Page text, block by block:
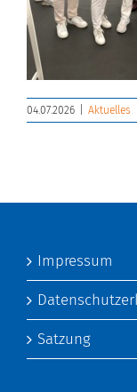
04.07.2026 Aktuelles
Impressum
Satzung